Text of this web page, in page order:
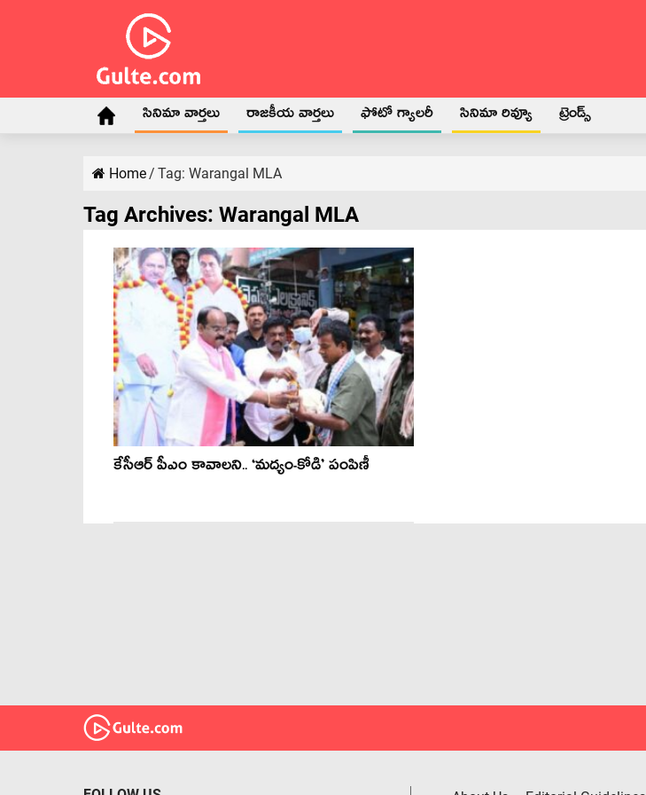
సినిమా వార్తలు రాజకీయ వార్తలు ఫోటో గ్యాలరీ సినిమా రివ్యూ ట్రెండ్స్
Home/ Tag: Warangal MLA
Tag Archives: Warangal MLA
కేసీఆర్ పీఎం కావాల‌ని.. ‘మ‌ద్యం-కోడి’ పంపిణీ